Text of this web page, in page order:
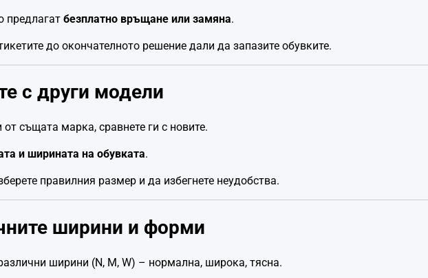
предлагат безплатно връщане или замяна.
до окончателното решение дали да запазите обувките.
с други модели
същата марка, сравнете ги с новите.
и ширината на обувката.
правилния размер и да избегнете неудобства.
ширини и форми
ширини (N, M, W) – нормална, широка, тясна.